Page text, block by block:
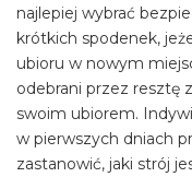
najlepiej wybrać
krótkich spodenek,
ubioru w nowym
odebrani przez resztę
swoim ubiorem.
w pierwszych dniach
zastanowić, jaki strój